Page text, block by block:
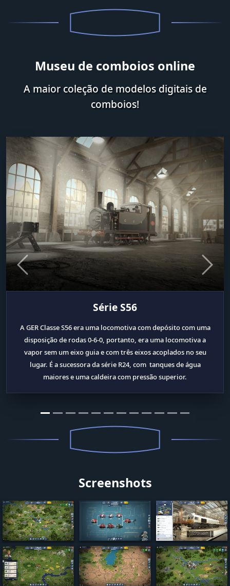
Museu de comboios online
A maior coleção de modelos digitais de
comboios!
Série S56
A GER Classe S56 era uma locomotiva com depósito com uma
disposição de rodas 0-6-0, portanto, era uma locomotiva a
vapor sem um eixo guia e com três eixos acoplados no seu
lugar. É a sucessora da série R24, com tanques de água
maiores e uma caldeira com pressão superior.
Previous Next
Screenshots